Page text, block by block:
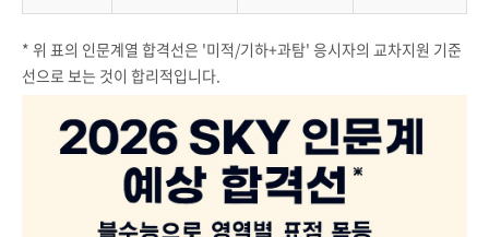
* 위 표의 인문계열 합격선은 '미적/기하+과탐' 응시자의 교차지원 기준
선으로 보는 것이 합리적입니다.